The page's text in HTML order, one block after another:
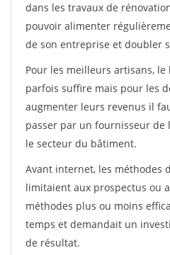
dans les travaux de
pouvoir alimenter
de son entreprise et doubler
Pour les meilleurs artisans,
parfois suffire mais pour les
augmenter leurs revenus il
passer par un fournisseur de
le secteur du bâtiment.
Avant internet, les méthodes
limitaient aux prospectus ou
méthodes plus ou moins
temps et demandait un
de résultat.